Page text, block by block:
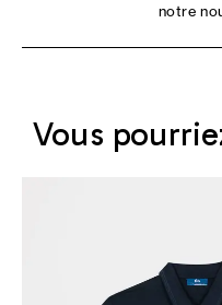
notre
Vous